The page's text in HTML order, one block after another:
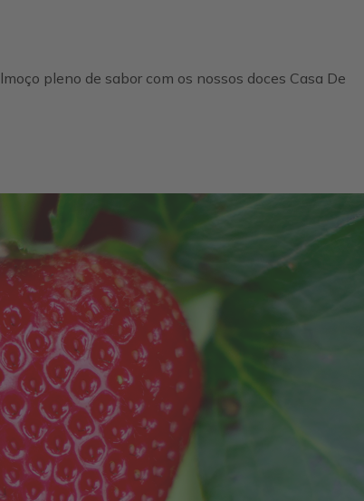
pleno de sabor com os nossos doces Casa De